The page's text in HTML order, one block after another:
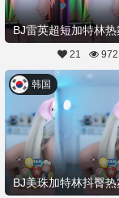
21 972
韩国